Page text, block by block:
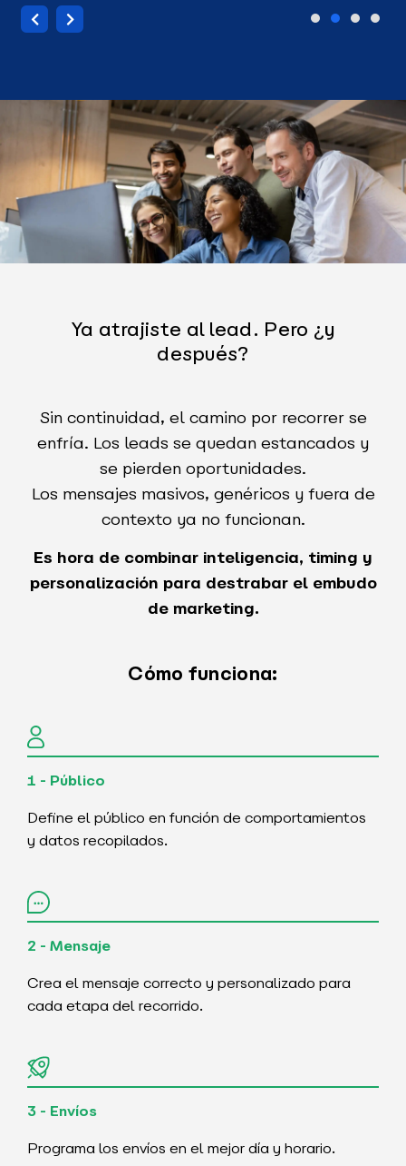
Ya atrajiste al lead. Pero ¿y
después?
Sin continuidad, el camino por recorrer se
enfría. Los leads se quedan estancados y
se pierden oportunidades.
Los mensajes masivos, genéricos y fuera de
contexto ya no funcionan.
Es hora de combinar inteligencia, timing y
personalización para destrabar el embudo
de marketing.
Cómo funciona:
1 - Público
Define el público en función de comportamientos
y datos recopilados.
2 - Mensaje
Crea el mensaje correcto y personalizado para
cada etapa del recorrido.
3 - Envíos
Programa los envíos en el mejor día y horario.